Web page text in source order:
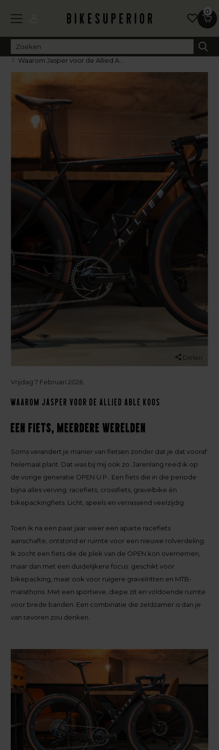
0
Waarom Jasper voor de Allied A...
Delen
Vrijdag 7 Februari 2026
Waarom Jasper voor de Allied Able koos
Een fiets, meerdere werelden
Soms verandert je manier van fietsen zonder dat je dat vooraf
helemaal plant. Dat was bij mij ook zo. Jarenlang reed ik op
de vorige generatie OPEN U.P.. Een fiets die in die periode
bijna alles verving: racefiets, crossfiets, gravelbike én
bikepackingfiets. Licht, speels en verrassend veelzijdig.
Toen ik na een paar jaar weer een aparte racefiets
aanschafte, ontstond er ruimte voor een nieuwe rolverdeling.
Ik zocht een fiets die de plek van de OPEN kon overnemen,
maar dan met een duidelijkere focus: geschikt voor
bikepacking, maar ook voor ruigere gravelritten en MTB-
marathons. Met een sportieve, diepe zit en voldoende ruimte
voor brede banden. Een combinatie die zeldzamer is dan je
van tevoren zou denken.